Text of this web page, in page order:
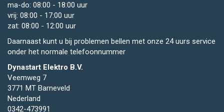
ma-do: 08:00 - 18:00 uur
vrij: 08:00 - 17:00 uur
zat: 08:00 - 12:00 uur
Daarnaast kunt u bij problemen bellen met onze 24 uurs service
onder het normale telefoonnummer
Dynastart Elektro B.V.
Veemweg 7
3771 MT Barneveld
Nederland
0342-473991